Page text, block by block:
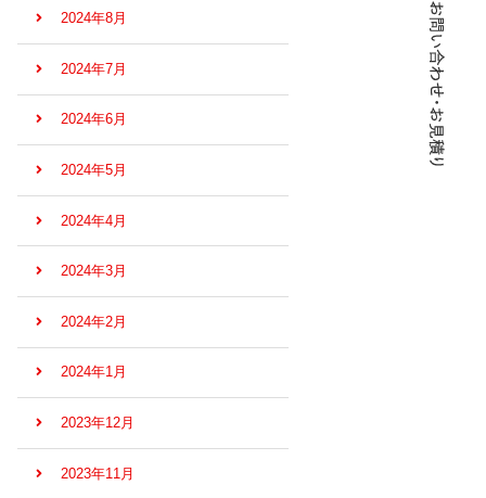
2024年8月
2024年7月
2024年6月
2024年5月
2024年4月
2024年3月
2024年2月
2024年1月
2023年12月
2023年11月